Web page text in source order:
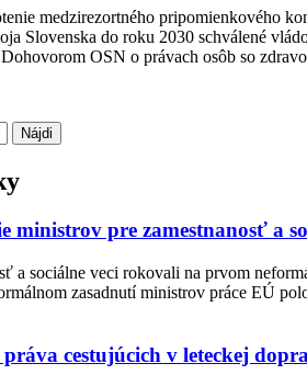
medzirezortného pripomienkového
Slovenska do roku 2030 schválené
OSN o právach osôb so
ministrov pre zamestnanosť a
a sociálne veci rokovali na prvom
zasadnutí ministrov práce EÚ
cestujúcich v leteckej